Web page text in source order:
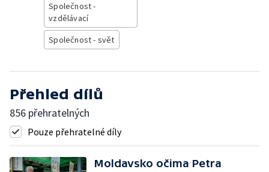
Společnost -
vzdělávací
Společnost - svět
Přehled dílů
856 přehratelných
Pouze přehratelné díly
Moldavsko očima Petra